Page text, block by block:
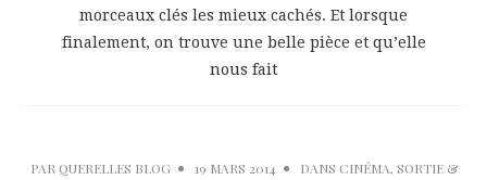
morceaux clés les mieux cachés. Et lorsque
finalement, on trouve une belle pièce et qu’elle
nous fait
PAR QUERELLES BLOG 19 MARS 2014 DANS CINÉMA, SORTIE &